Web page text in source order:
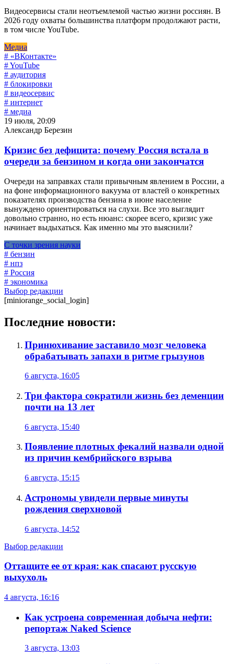
Видеосервисы стали неотъемлемой частью жизни россиян. В
2026 году охваты большинства платформ продолжают расти,
в том числе YouTube.
Медиа
# «ВКонтакте»
# YouTube
# аудитория
# блокировки
# видеосервис
# интернет
# медиа
19 июля, 20:09
Александр Березин
Кризис без дефицита: почему Россия встала в
очереди за бензином и когда они закончатся
Очереди на заправках стали привычным явлением в России, а
на фоне информационного вакуума от властей о конкретных
показателях производства бензина в июне население
вынуждено ориентироваться на слухи. Все это выглядит
довольно странно, но есть нюанс: скорее всего, кризис уже
начинает выдыхаться. Как именно мы это выяснили?
С точки зрения науки
# бензин
# нпз
# Россия
# экономика
Выбор редакции
[miniorange_social_login]
Последние новости:
Принюхивание заставило мозг человека
обрабатывать запахи в ритме грызунов
6 августа, 16:05
Три фактора сократили жизнь без деменции
почти на 13 лет
6 августа, 15:40
Появление плотных фекалий назвали одной
из причин кембрийского взрыва
6 августа, 15:15
Астрономы увидели первые минуты
рождения сверхновой
6 августа, 14:52
Выбор редакции
Оттащите ее от края: как спасают русскую
выхухоль
4 августа, 16:16
Как устроена современная добыча нефти:
репортаж Naked Science
3 августа, 13:03